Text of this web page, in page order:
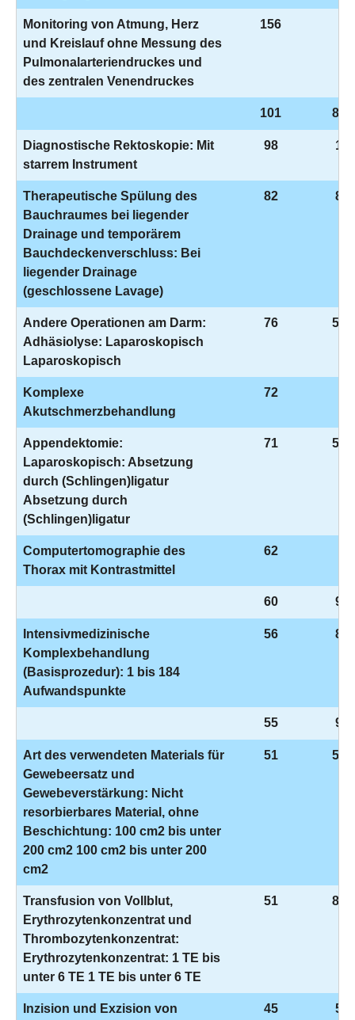
Monitoring von Atmung, Herz
und Kreislauf ohne Messung des
Pulmonalarteriendruckes und
des zentralen Venendruckes
156
101 8-
Diagnostische Rektoskopie: Mit
starrem Instrument
98 1-
Therapeutische Spülung des
Bauchraumes bei liegender
Drainage und temporärem
Bauchdeckenverschluss: Bei
liegender Drainage
(geschlossene Lavage)
82 8-
Andere Operationen am Darm:
Adhäsiolyse: Laparoskopisch
Laparoskopisch
76 5-
Komplexe
Akutschmerzbehandlung
72
Appendektomie:
Laparoskopisch: Absetzung
durch (Schlingen)ligatur
Absetzung durch
(Schlingen)ligatur
71 5-
Computertomographie des
Thorax mit Kontrastmittel
62
60 9-
Intensivmedizinische
Komplexbehandlung
(Basisprozedur): 1 bis 184
Aufwandspunkte
56 8-
55 9-
Art des verwendeten Materials für
Gewebeersatz und
Gewebeverstärkung: Nicht
resorbierbares Material, ohne
Beschichtung: 100 cm2 bis unter
200 cm2 100 cm2 bis unter 200
cm2
51 5-
Transfusion von Vollblut,
Erythrozytenkonzentrat und
Thrombozytenkonzentrat:
Erythrozytenkonzentrat: 1 TE bis
unter 6 TE 1 TE bis unter 6 TE
51 8-
Inzision und Exzision von
45 5-